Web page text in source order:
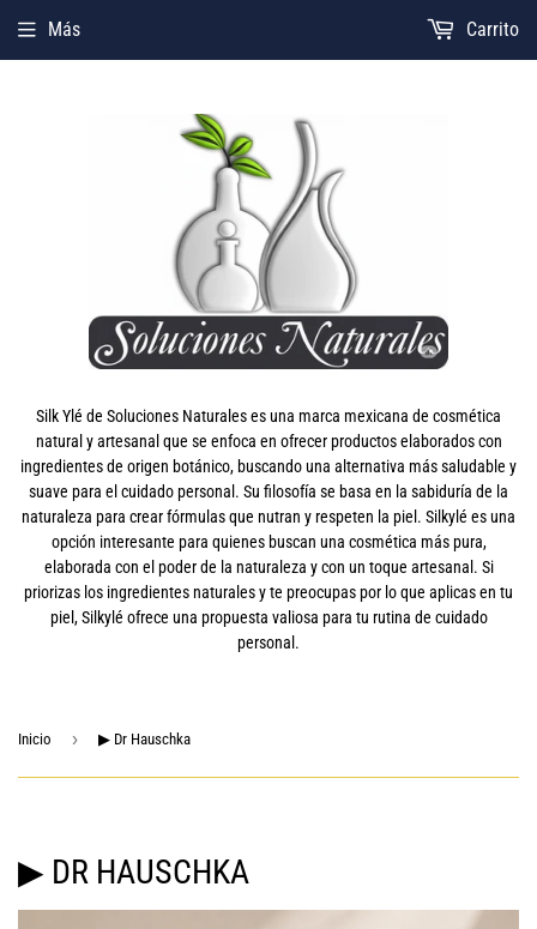
Silk Ylé de Soluciones Naturales es una marca mexicana de cosmética
natural y artesanal que se enfoca en ofrecer productos elaborados con
ingredientes de origen botánico, buscando una alternativa más saludable y
suave para el cuidado personal. Su filosofía se basa en la sabiduría de la
naturaleza para crear fórmulas que nutran y respeten la piel. Silkylé es una
opción interesante para quienes buscan una cosmética más pura,
elaborada con el poder de la naturaleza y con un toque artesanal. Si
priorizas los ingredientes naturales y te preocupas por lo que aplicas en tu
piel, Silkylé ofrece una propuesta valiosa para tu rutina de cuidado
personal.
Más Carrito
Inicio › ▶ Dr Hauschka
▶ DR HAUSCHKA